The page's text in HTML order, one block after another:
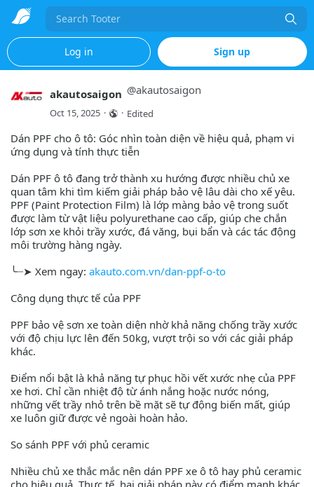
Search
Log in Sign up
akautosaigon @akautosaigon
Oct 15, 2025 · · Edited
Dán PPF cho ô tô: Góc nhìn toàn diện về hiệu quả, phạm vi
ứng dụng và tính thực tiễn
Dán PPF ô tô đang trở thành xu hướng được nhiều chủ xe
quan tâm khi tìm kiếm giải pháp bảo vệ lâu dài cho xế yêu.
PPF (Paint Protection Film) là lớp màng bảo vệ trong suốt
được làm từ vật liệu polyurethane cao cấp, giúp che chắn
lớp sơn xe khỏi trầy xước, đá văng, bụi bẩn và các tác động
môi trường hàng ngày.
╰┈➤ Xem ngay: akauto.com.vn/dan-ppf-o-to
Công dụng thực tế của PPF
PPF bảo vệ sơn xe toàn diện nhờ khả năng chống trầy xước
với độ chịu lực lên đến 50kg, vượt trội so với các giải pháp
khác.
Điểm nổi bật là khả năng tự phục hồi vết xước nhẹ của PPF
xe hơi. Chỉ cần nhiệt độ từ ánh nắng hoặc nước nóng,
những vết trầy nhỏ trên bề mặt sẽ tự động biến mất, giúp
xe luôn giữ được vẻ ngoài hoàn hảo.
So sánh PPF với phủ ceramic
Nhiều chủ xe thắc mắc nên dán PPF xe ô tô hay phủ ceramic
cho hiệu quả. Thực tế, hai giải pháp này có điểm mạnh khác